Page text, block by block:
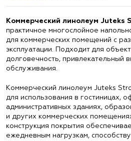
Коммерческий линолеум Juteks
практичное многослойное
для коммерческих помещений с
эксплуатации. Подходит для
долговечность, привлекательный
обслуживания.
Коммерческий линолеум Juteks
для использования в гостиницах,
административных зданиях,
и других коммерческих
конструкция покрытия
ежедневным нагрузкам,